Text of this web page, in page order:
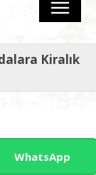
Kiralık
WhatsApp